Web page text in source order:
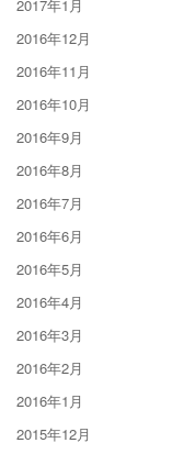
2017年1月
2016年12月
2016年11月
2016年10月
2016年9月
2016年8月
2016年7月
2016年6月
2016年5月
2016年4月
2016年3月
2016年2月
2016年1月
2015年12月